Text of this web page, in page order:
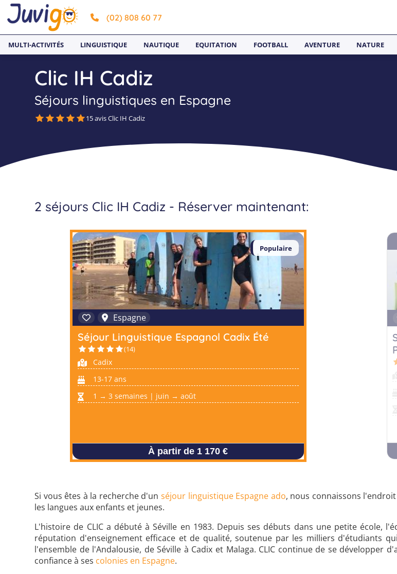
(02) 808 60 77
MULTI-ACTIVITÉS LINGUISTIQUE NAUTIQUE EQUITATION FOOTBALL AVENTURE NATURE
Clic IH Cadiz
Séjours linguistiques en Espagne
15 avis Clic IH Cadiz
2 séjours Clic IH Cadiz - Réserver maintenant:
Populaire
Espagne
Séjour Linguistique Espagnol Cadix Été
(14)
Cadix
13-17 ans
1 → 3 semaines | juin → août
À partir de 1 170 €
Si vous êtes à la recherche d'unséjour linguistique Espagne ado, nous connaissons
les langues aux enfants et jeunes.
L'histoire de CLIC a débuté à Séville en 1983. Depuis ses débuts dans une petite école,
réputation d'enseignement efficace et de qualité, soutenue par les milliers d'étudiants
l'ensemble de l'Andalousie, de Séville à Cadix et Malaga. CLIC continue de se développer
confiance à ses colonies en Espagne.